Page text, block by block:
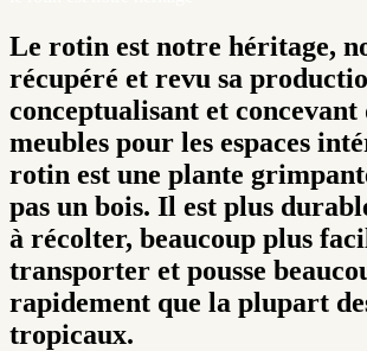
Le rotin est notre héritage,
récupéré et revu sa
conceptualisant et concevant
meubles pour les espaces
rotin est une plante
pas un bois. Il est plus
à récolter, beaucoup plus
transporter et pousse
rapidement que la plupart
tropicaux.